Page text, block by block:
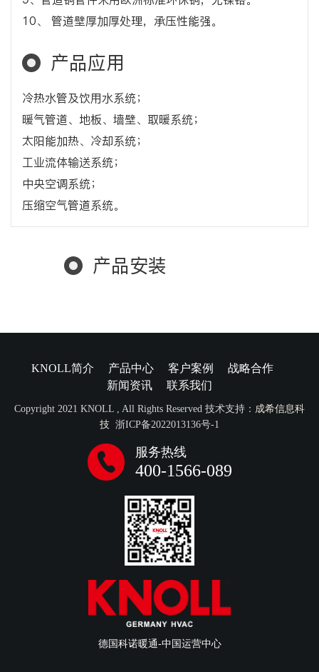
10、 管道壁厚加厚处理，承压性能强。
产品应用
冷热水管及饮用水系统；
暖气管道、地板、墙壁、取暖系统；
太阳能加热、冷却系统；
工业流体输送系统；
中央空调系统；
压缩空气管道系统。
产品安装
KNOLL简介 产品中心 客户案例
战略合作
新闻资讯
联系我们
Copyright 2021 KNOLL , All Rights Reserved 技术支持： 成希信息科
技 浙ICP备2022013136号-1
服务热线
400-1566-089
德国科诺暖通-中国运营中心